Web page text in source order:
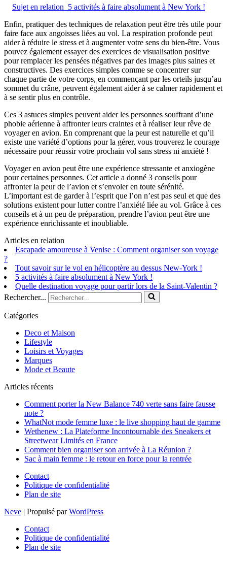
Sujet en relation 5 activités à faire absolument à New York !
Enfin, pratiquer des techniques de relaxation peut être très utile pour
faire face aux angoisses liées au vol. La respiration profonde peut
aider à réduire le stress et à augmenter votre sens du bien-être. Vous
pouvez également essayer des exercices de visualisation positive
pour remplacer les pensées négatives par des images plus saines et
constructives. Des exercices simples comme se concentrer sur
chaque partie de votre corps, en commençant par les orteils jusqu’au
sommet du crâne, peuvent également aider à se calmer rapidement et
à se sentir plus en contrôle.
Ces 3 astuces simples peuvent aider les personnes souffrant d’une
phobie aérienne à affronter leurs craintes et à réaliser leur rêve de
voyager en avion. En comprenant que la peur est naturelle et qu’il
existe une variété d’options pour la gérer, vous trouverez le courage
nécessaire pour réussir votre prochain vol sans stress ni anxiété !
Voyager en avion peut être une expérience stressante et anxiogène
pour certaines personnes. Cet article a donné 3 conseils pour
affronter la peur de l’avion et s’envoler en toute sérénité.
L’important est de garder à l’esprit que l’on n’est pas seul et que des
solutions existent pour lutter contre l’anxiété liée au vol. Grâce à ces
conseils et à un peu de préparation, prendre l’avion peut être une
expérience enrichissante et inoubliable.
Articles en relation
Escapade amoureuse à Venise : Comment organiser son voyage
?
Tout savoir sur le vol en hélicoptère au dessus New-York !
5 activités à faire absolument à New York !
Quelle destination voyage pour partir lors de la Saint-Valentin ?
Rechercher...
Catégories
Deco et Maison
Lifestyle
Loisirs et Voyages
Marques
Mode et Beaute
Articles récents
Comment porter la New Balance 740 verte sans faire fausse
note ?
WhatNot mode femme luxe : le live shopping haut de gamme
Wethenew : La Plateforme Incontournable des Sneakers et
Streetwear Limités en France
Comment bien organiser son arrivée à La Réunion ?
Sac à main femme : le retour en force pour la rentrée
Contact
Politique de confidentialité
Plan de site
Neve | Propulsé parWordPress
Contact
Politique de confidentialité
Plan de site